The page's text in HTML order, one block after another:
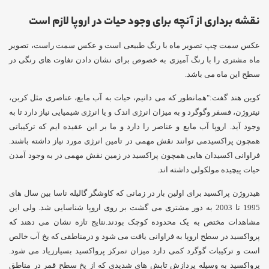
نقشه برداری از آنچه برای وجود حیات در اروپا لازم است
عکس سمت چپ تصویر ماه با رنگ طبیعی است و عکس سمت راست، تصویر
ماه مشتری را با رنگ آمیزی به خصوص برای نشان دادن تفاوت های رنگی در
سطح این ماه می باشد.
کوین هند گفت:"همانطور که می دانیم، حیات به آب مایع، عناصری مثل کربن،
نیتروژن، فسفر وگوگرد و به میزان انرژی اندک و یا انرژی شیمیایی نیاز دارد تا به
وجود آید. اروپا آب مایع و عناصر را دارد و ما بر این عقیده ایم که ترکیباتی
همچون پراکسیدمی توانند نقش مهمی در تامین انرژی مورد نیاز داشته باشند.
فراوانی اکسیدان هایی همچون پراکسید در زمین نقش مهمی در به وجود آمدن
حیات پیچیده مولکولی داشته اند.
هیدروژن پراکسید برای اولین بار در زمانی که کاوشگر گالیله ناسا بین سال های
1995 تا 2003 به دور مشتری می گشت بر روی اروپا شناسایی شد. ولی این
مشاهدات مختص به یک محدوده کوچک بودند.نتایج تازه نشان می دهند که
پرواکسید در سطح اروپا به فراوانی یافت می شود و درمناطقی که یخ آب خالص
است و ترکیبات گوگرد کمی دارد میزان تمرکز پرواکسید بسیارزیاد می شود.
پرواکسید به وسیله پردازش تابش های شدیدی که از یخ سطح قمر در مناطق